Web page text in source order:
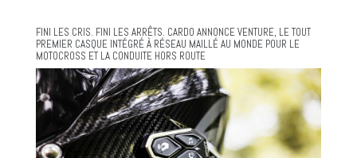
FINI LES CRIS. FINI LES ARRÊTS. CARDO ANNONCE VENTURE, LE TOUT
PREMIER CASQUE INTÉGRÉ À RÉSEAU MAILLÉ AU MONDE POUR LE
MOTOCROSS ET LA CONDUITE HORS ROUTE